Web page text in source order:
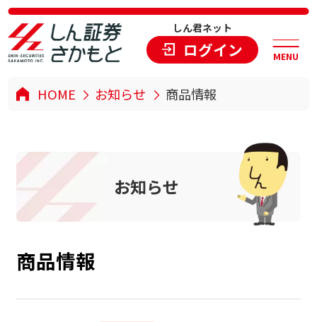
しん君ネット
ログイン MENU
HOME お知らせ 商品情報
お知らせ
商品情報